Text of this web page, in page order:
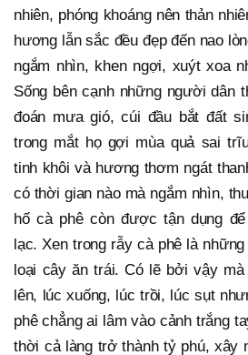
nhiên, phóng khoáng nên thản
hương lẫn sắc đều đẹp đến nao
ngắm nhìn, khen ngợi, xuýt xoa
Sống bên cạnh những người dân
đoán mưa gió, cúi đầu bắt đất
trong mắt họ gợi mùa quả sai
tinh khôi và hương thơm ngát
có thời gian nào mà ngắm nhìn,
hố cà phê còn được tận dụng
lạc. Xen trong rẫy cà phê là
loại cây ăn trái. Có lẽ bởi vậy
lên, lúc xuống, lúc trồi, lúc sụt
phê chẳng ai lâm vào cảnh trắng
thời cả làng trở thành tỷ phú, xây